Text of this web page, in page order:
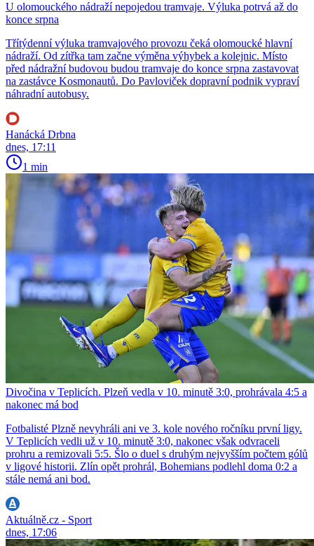
U olomouckého nádraží nepojedou tramvaje. Výluka potrvá až do
konce srpna
Třítýdenní výluka tramvajového provozu čeká olomoucké hlavní
nádraží. Od zítřka tam začne výměna výhybek a kolejnic. Místo
před nádražní budovou budou tramvaje do konce srpna zastavovat
na zastávce Kosmonautů. Do Pavloviček dopravní podnik vypraví
náhradní autobusy.
Hanácká Drbna
dnes, 17:11
1 min
Divočina v Teplicích. Plzeň vedla v 10. minutě 3:0, prohrávala 4:5 a
nakonec má bod
Fotbalisté Plzně nevyhráli ani ve 3. kole nového ročníku první ligy.
V Teplicích vedli už v 10. minutě 3:0, nakonec však odvraceli
prohru a remizovali 5:5. Šlo o duel s druhým nejvyšším počtem gólů
v ligové historii. Zlín opět prohrál, Bohemians podlehl doma 0:2 a
stále nemá ani bod.
Aktuálně.cz - Sport
dnes, 17:06